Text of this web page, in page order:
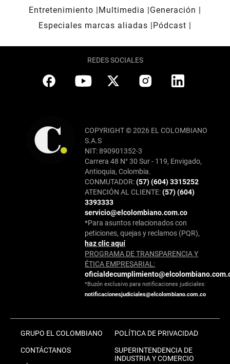
Entretenimiento
Multimedia
Generación
Especiales marcas aliadas
Pódcast
REDES SOCIALES
COPYRIGHT © 2026 EL COLOMBIANO
S.A.S
NIT: 890901352-3
Carrera 48 N° 30 Sur - 119, Envigado,
Antioquia, Colombia.
CONMUTADOR:(57) (604) 3315252
ATENCIÓN AL CLIENTE:(57) (604)
3393333
servicio@elcolombiano.com.co
*Para asuntos relacionados con
peticiones, quejas y reclamos (PQR),
haz clic aquí
PROGRAMA DE TRANSPARENCIA Y
ÉTICA EMPRESARIAL:
*Buzón exclusivo para notificaciones judiciales:
notificacionesjudiciales@elcolombiano.com.co
GRUPO EL COLOMBIANO
CONTÁCTANOS
POLÍTICA DE PRIVACIDAD
SUPERINTENDENCIA DE
INDUSTRIA Y COMERCIO